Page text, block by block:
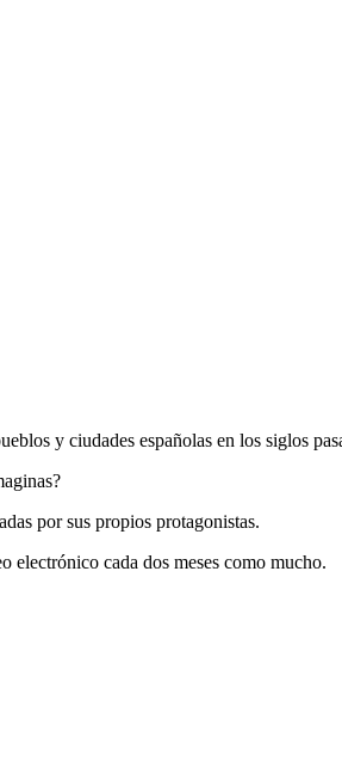
y ciudades españolas en los siglos
por sus propios protagonistas.
electrónico cada dos meses como mucho.